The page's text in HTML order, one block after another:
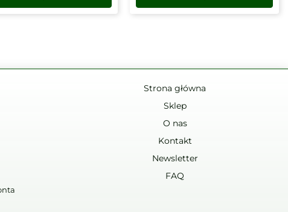
Strona główna
Sklep
O nas
Kontakt
Newsletter
FAQ